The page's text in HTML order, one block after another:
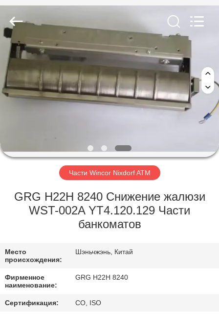
ДОМ
ПРОДУКТЫ
ПУТЕШЕСТВИЕ
ФАБРИКИ
ПРОВЕРКА
СВЯЖИТЕСЬ
МЫ
НОВОСТИ
Co.,Ltd..
All
Rights
Reserved.
Части Wincor Nixdorf ATM
GRG H22H 8240 Снижение жалюзи
WST-002A YT4.120.129 Части
банкоматов
Место
происхождения:
Шэньчжэнь, Китай
Фирменное
наименование:
GRG H22H 8240
Сертификация: CO, ISO